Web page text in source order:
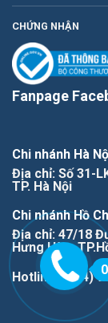
CHỨNG NHẬN
Fanpage
Chi nhánh Hà
Địa chỉ: Số 31-
TP. Hà Nội
Chi nhánh Hồ
Địa chỉ: 47/18
Hưng Hòa,
Hotline: (+84)